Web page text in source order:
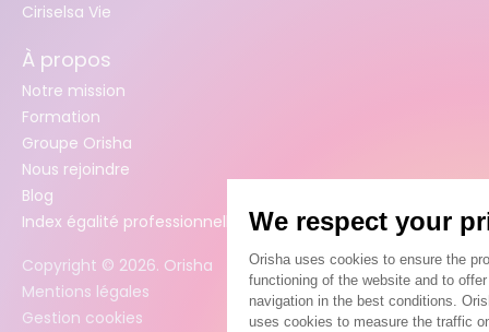
Ciriselsa Vie
À propos
Notre mission
Formation
Groupe Orisha
Nous rejoindre
Blog
Index égalité professionnelle femmes / hommes
Copyright © 2026. Orisha
Mentions légales
Gestion cookies